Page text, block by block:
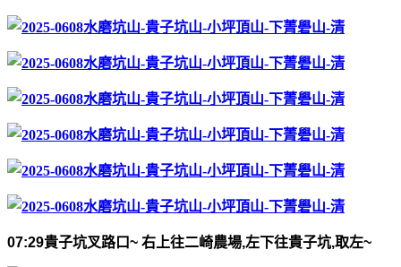
07:29貴子坑叉路口~ 右上往二崎農場,左下往貴子坑,取左~